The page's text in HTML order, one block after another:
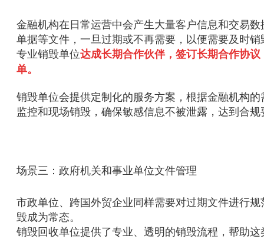
金融机构在日常运营中会产生大量客户信息和交易
单据等文件，一旦过期或不再需要，以便需要及时销
专业销毁单位达成长期合作伙伴，签订长期合作协
单。
销毁单位会提供定制化的服务方案，根据金融机构
监控和现场销毁，确保敏感信息不被泄露，达到合规
场景三：政府机关和事业单位文件管理
市政单位、跨国外贸企业同样需要对过期文件进行
毁成为常态。
销毁回收单位提供了专业、透明的销毁流程，帮助